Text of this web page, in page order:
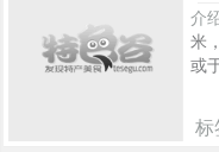
介
米
或
标